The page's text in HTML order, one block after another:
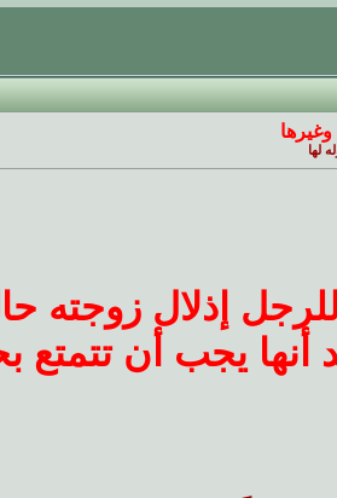
لها
إذلال زوجته
أنها يجب أن تتمتع